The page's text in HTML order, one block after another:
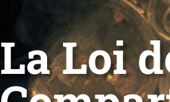
La Loi